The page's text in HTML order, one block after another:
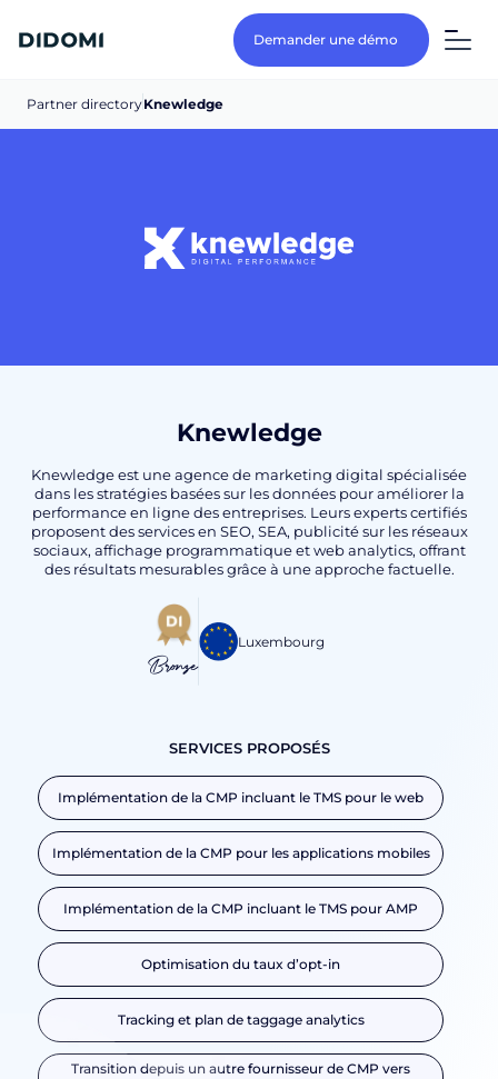
Demander une démo
Partner directoryKnewledge
Knewledge
Knewledge est une agence de marketing digital spécialisée
dans les stratégies basées sur les données pour améliorer la
performance en ligne des entreprises. Leurs experts certifiés
proposent des services en SEO, SEA, publicité sur les réseaux
sociaux, affichage programmatique et web analytics, offrant
des résultats mesurables grâce à une approche factuelle.
Bronze
Luxembourg
SERVICES PROPOSÉS
Implémentation de la CMP incluant le TMS pour le web
Implémentation de la CMP pour les applications mobiles
Implémentation de la CMP incluant le TMS pour AMP
Optimisation du taux d’opt-in
Tracking et plan de taggage analytics
Transition depuis un autre fournisseur de CMP vers